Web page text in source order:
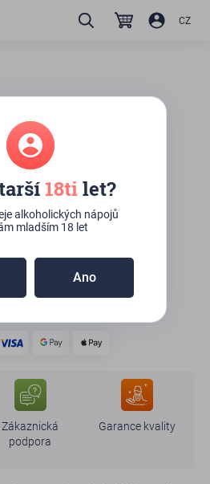
CZ
20220123
víno - Alazani
(Saperavi) -
- gruzínské víno,
Zákaznická
podpora
Garance kvality
18tilet?
alkoholických nápojů
mladším 18 let
Ano